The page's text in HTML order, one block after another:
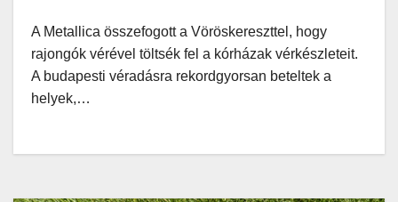
A Metallica összefogott a Vöröskereszttel, hogy
rajongók vérével töltsék fel a kórházak vérkészleteit.
A budapesti véradásra rekordgyorsan beteltek a
helyek,…